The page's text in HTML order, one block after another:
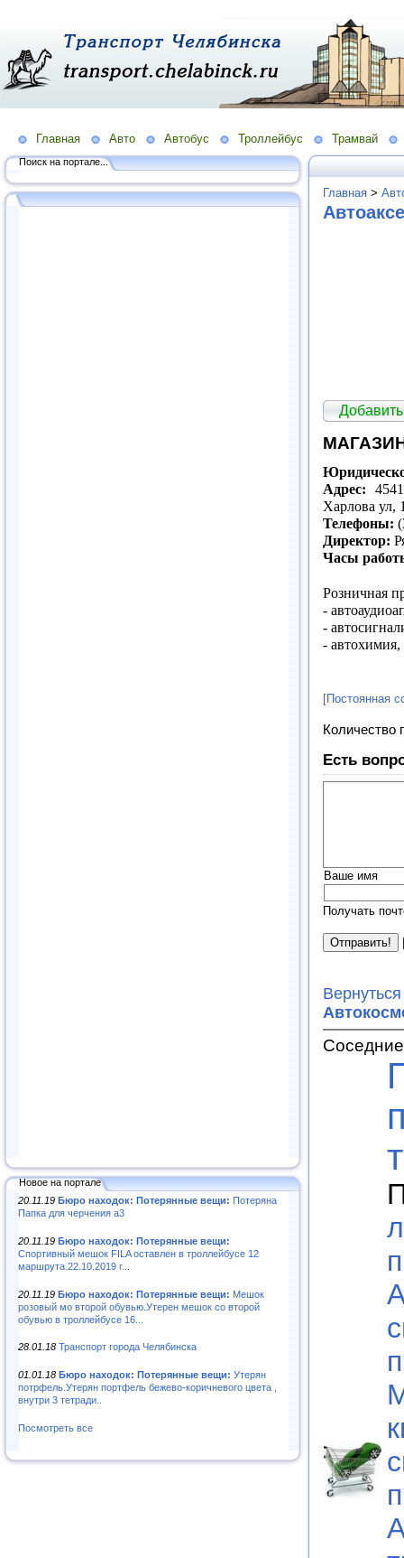
Главная Авто Автобус Троллейбус Трамвай
Поиск на портале...
Новое на портале
20.11.19 Бюро находок: Потерянные вещи: Потеряна
Папка для черчения а3
20.11.19 Бюро находок: Потерянные вещи:
Спортивный мешок FILA оставлен в троллейбусе 12
маршрута.22.10.2019 г...
20.11.19 Бюро находок: Потерянные вещи: Мешок
розовый мо второй обувью.Утерен мешок со второй
обувью в троллейбусе 16...
28.01.18 Транспорт города Челябинска
01.01.18 Бюро находок: Потерянные вещи: Утерян
потрфель.Утерян портфель бежево-коричневого цвета ,
внутри 3 тетради..
Посмотреть все
Главная >
Адрес:
Харлова ул,
Телефоны:
Директор:
Часы
Розничная
-
-
- автохимия,
[Постоянная
Количество
Есть
Ваше имя
Получать